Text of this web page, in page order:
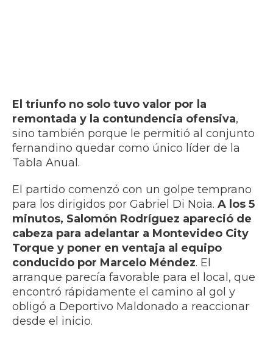
El triunfo no solo tuvo valor por la
remontada y la contundencia ofensiva,
sino también porque le permitió al conjunto
fernandino quedar como único líder de la
Tabla Anual.
El partido comenzó con un golpe temprano
para los dirigidos por Gabriel Di Noia. A los 5
minutos, Salomón Rodríguez apareció de
cabeza para adelantar a Montevideo City
Torque y poner en ventaja al equipo
conducido por Marcelo Méndez. El
arranque parecía favorable para el local, que
encontró rápidamente el camino al gol y
obligó a Deportivo Maldonado a reaccionar
desde el inicio.